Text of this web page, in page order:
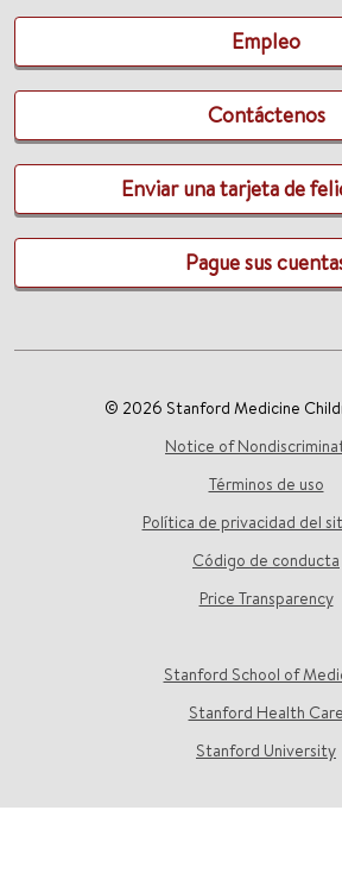
Empleo
Contáctenos
Enviar una tarjeta de
Pague sus
© 2026 Stanford Medicine
Notice of
Términos de uso
Política de privacidad del
Código de conducta
Price Transparency
Stanford School of
Stanford Health Care
Stanford University